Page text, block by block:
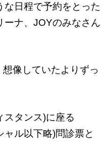
日程で予約をとった
ーナ、JOYのみなさん
像していたよりずっ
スタンス)に座る
ル以下略)問診票と